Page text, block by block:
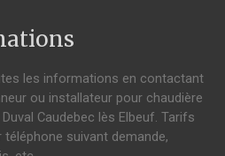
les informations en contactant
ou installateur pour chaudière
Caudebec lès Elbeuf. Tarifs
téléphone suivant demande,